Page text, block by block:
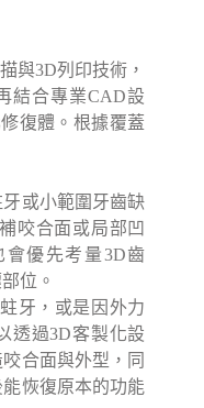
與3D列印技術，
結合專業CAD設
復體。根據覆蓋
或小範圍牙齒缺
咬合面或局部凹
優先考量3D齒
位。
牙，或是因外力
透過3D客製化設
合面與外型，同
恢復原本的功能